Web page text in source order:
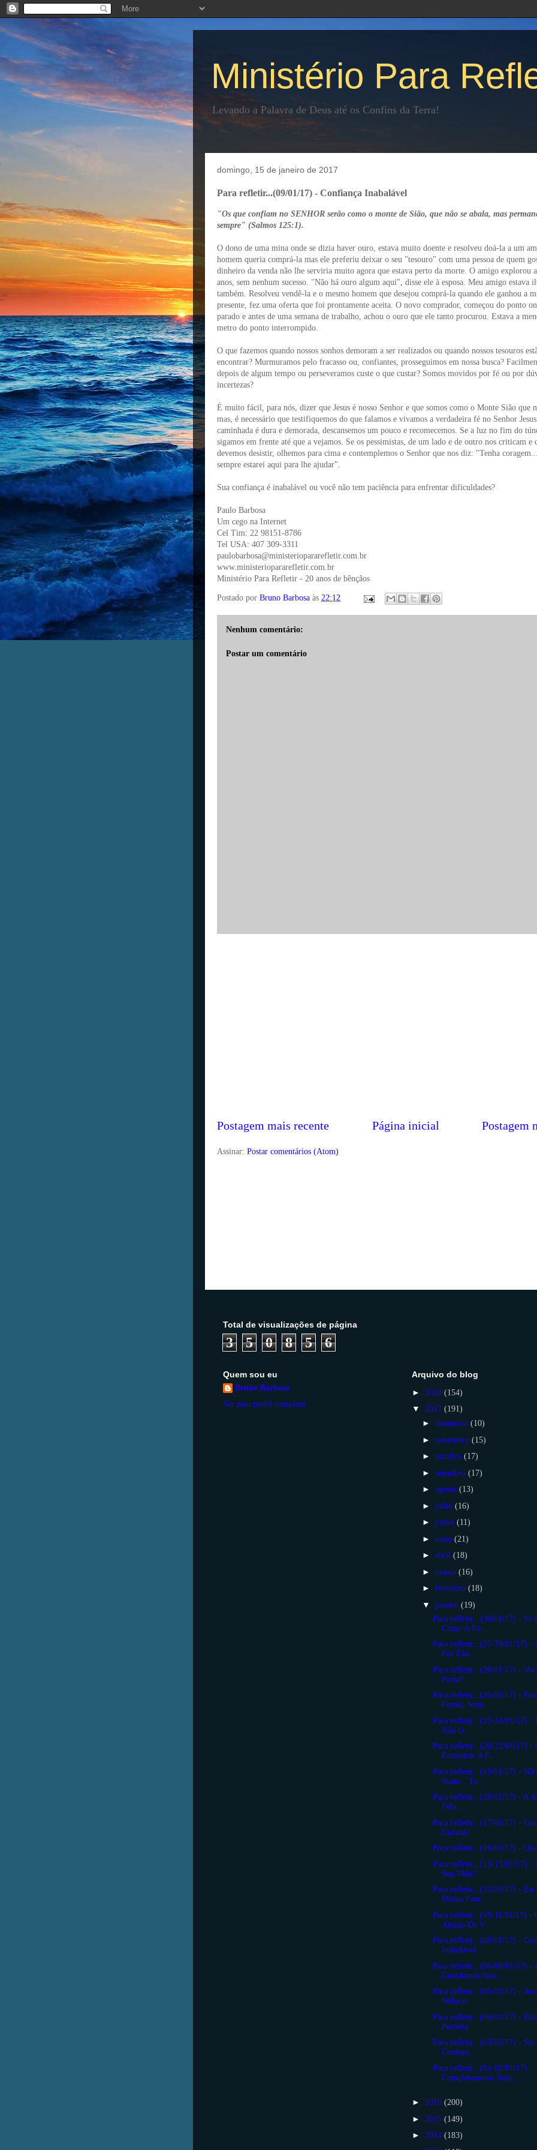
Ministério Para
Levando a Palavra de Deus até os Confins da Terra!
domingo, 15 de janeiro de 2017
Para refletir...(09/01/17) - Confiança Inabalável
"Os que confiam no SENHOR serão como o monte de Sião, que não se abala, mas
sempre" (Salmos 125:1).
O dono de uma mina onde se dizia haver ouro, estava muito doente e resolveu doá-la a um
homem queria comprá-la mas ele preferiu deixar o seu "tesouro" com uma pessoa de quem
dinheiro da venda não lhe serviria muito agora que estava perto da morte. O amigo explorou
anos, sem nenhum sucesso. "Não há ouro algum aqui", disse ele à esposa. Meu amigo estava
também. Resolveu vendê-la e o mesmo homem que desejou comprá-la quando ele ganhou a
presente, fez uma oferta que foi prontamente aceita. O novo comprador, começou do ponto
parado e antes de uma semana de trabalho, achou o ouro que ele tanto procurou. Estava a
metro do ponto interrompido.
O que fazemos quando nossos sonhos demoram a ser realizados ou quando nossos tesouros
encontrar? Murmuramos pelo fracasso ou, confiantes, prosseguimos em nossa busca?
depois de algum tempo ou perseveramos custe o que custar? Somos movidos por fé ou por
incertezas?
É muito fácil, para nós, dizer que Jesus é nosso Senhor e que somos como o Monte Sião que
mas, é necessário que testifiquemos do que falamos e vivamos a verdadeira fé no Senhor
caminhada é dura e demorada, descansemos um pouco e recomecemos. Se a luz no fim do
sigamos em frente até que a vejamos. Se os pessimistas, de um lado e de outro nos criticam e
devemos desistir, olhemos para cima e contemplemos o Senhor que nos diz: "Tenha
sempre estarei aqui para lhe ajudar".
Sua confiança é inabalável ou você não tem paciência para enfrentar dificuldades?
Paulo Barbosa
Um cego na Internet
Cel Tim: 22 98151-8786
Tel USA: 407 309-3311
paulobarbosa@ministeriopararefletir.com.br
www.ministeriopararefletir.com.br
Ministério Para Refletir - 20 anos de bênçãos
Postado por Bruno Barbosa às 22:12
Nenhum comentário:
Postar um comentário
Postagem mais recente Postagem
Página inicial
Assinar: Postar comentários (Atom)
Total de visualizações de página
3 5 0 8 5 6
Quem sou eu
Bruno Barbosa
Ver meu perfil completo
Arquivo do blog
► 2018 (154)
▼ 2017 (191)
► dezembro (10)
► novembro (15)
► outubro (17)
► setembro (17)
► agosto (13)
► julho (16)
► junho (11)
► maio (21)
► abril (18)
► março (16)
► fevereiro (18)
▼ janeiro (19)
Para refletir...(30/01/17) - Se
Como A Fo...
Para refletir...(27-29/01/17) -
Foi Tão...
Para refletir...(26/01/17) -
Porta?
Para refletir...(25/01/17) -
Fortes, Som...
Para refletir...(23-24/01/17) -
Não O...
Para refletir...(20-22/01/17) -
Encontrar A F...
Para refletir...(19/01/17) -
Nada... Tr...
Para refletir...(18/01/17) - A
Pela ...
Para refletir...(17/01/17) -
Guiado?
Para refletir...(16/01/17) -
Para refletir...(13-15/01/17) -
Sua Vida?
Para refletir...(12/01/17) - Eu
Minha Fam...
Para refletir...(10-11/01/17) -
Amigo De V...
Para refletir...(09/01/17) -
Inabalável
Para refletir...(06-08/01/17) -
Guardamos Nos...
Para refletir...(05/01/17) -
Velhice
Para refletir...(04/01/17) -
Perfeita
Para refletir...(03/01/17) - Sei
Comigo ...
Para refletir...(01-02/01/17) -
Completamente Sujo...
► 2016 (200)
► 2015 (149)
► 2014 (183)